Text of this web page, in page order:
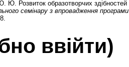
Ю. Ю. Розвиток образотворчих
семінару з впровадження
ввійти)